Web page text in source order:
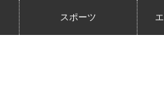
スポーツ